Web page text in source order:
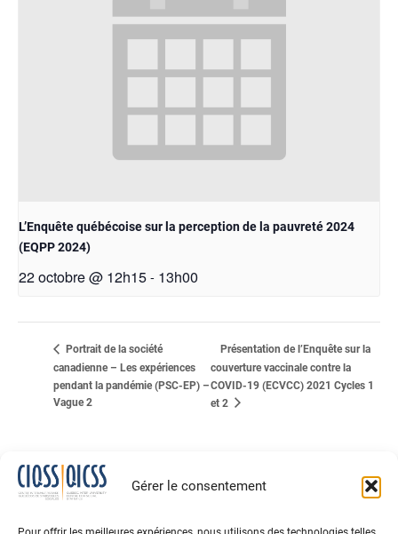
Gérer le consentement
L’Enquête québécoise sur la perception de la pauvreté 2024
(EQPP 2024)
22 octobre @ 12h15- 13h00
Portrait de la société
canadienne – Les expériences
pendant la pandémie (PSC-EP) –
Vague 2
Présentation de l’Enquête sur la
couverture vaccinale contre la
COVID-19 (ECVCC) 2021 Cycles 1
et 2